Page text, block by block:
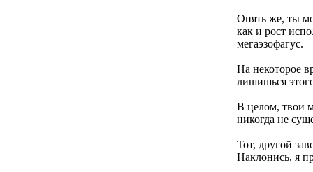
Опять же, ты
как и рост
мегаэзофагус.
На некоторое
лишишься
В целом, твои
никогда не
Тот, другой
Наклонись, я